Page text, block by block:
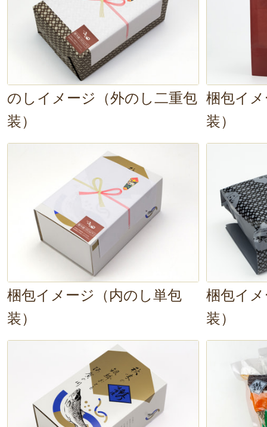
というのも納得です！
のしイメージ（外のし二重包
装）
梱包イ
装）
梱包イメージ（内のし単包
装）
梱包イ
装）